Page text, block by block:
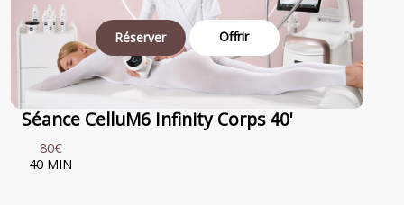
Réserver Offrir
Séance CelluM6 Infinity Corps 40'
80€
40 MIN